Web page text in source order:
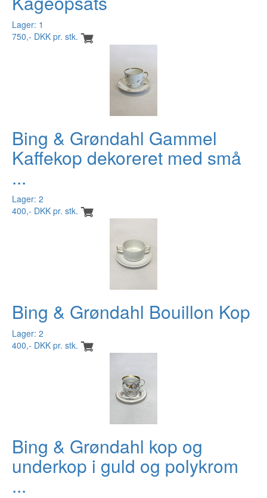
Lager: 1
750,- DKK pr. stk.
Bing & Grøndahl Gammel
Kaffekop dekoreret med små
...
Lager: 2
400,- DKK pr. stk.
Bing & Grøndahl Bouillon Kop
Lager: 2
400,- DKK pr. stk.
Bing & Grøndahl kop og
underkop i guld og polykrom
...